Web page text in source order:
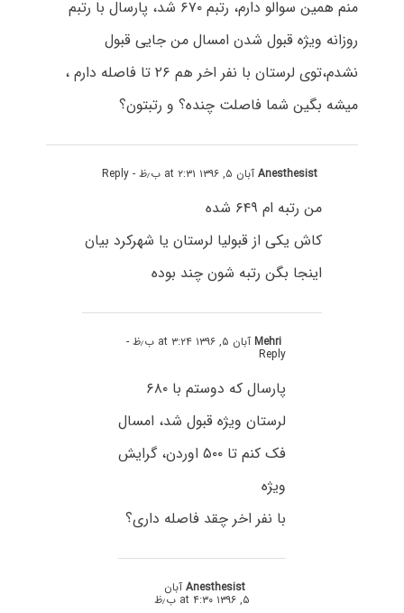
منم همین سوالو دارم، رتبم ۶۷۰ شد، پارسال با رتبم
روزانه ویژه قبول شدن امسال من جایی قبول
نشدم،توی لرستان با نفر اخر هم ۲۶ تا فاصله دارم ،
میشه بگین شما فاصلت چنده؟ و رتبتون؟
Anesthesistآبان ۵, ۱۳۹۶ at ۲:۳۱ ب٫ظ - Reply
من رتبه ام ۶۴۹ شده
کاش یکی از قبولیا لرستان یا شهرکرد بیان
اینجا بگن رتبه شون چند بوده
Mehriآبان ۵, ۱۳۹۶ at ۳:۲۴ ب٫ظ -
Reply
پارسال که دوستم با ۶۸۰
لرستان ویژه قبول شد، امسال
فک کنم تا ۵۰۰ اوردن، گرایش
ویژه
با نفر اخر چقد فاصله داری؟
Anesthesistآبان
۵, ۱۳۹۶ at ۴:۳۰ ب٫ظ